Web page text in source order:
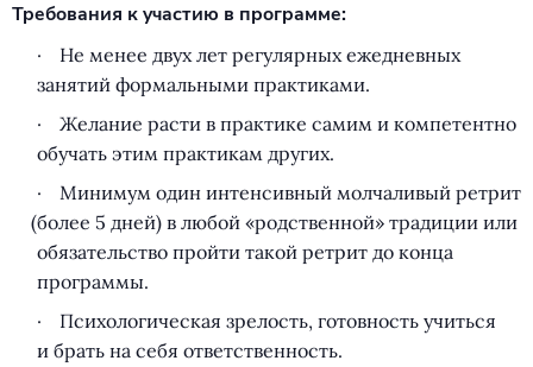
Требования к участию в программе:
Не менее двух лет регулярных ежедневных
занятий формальными практиками.
Желание расти в практике самим и компетентно
обучать этим практикам других.
Минимум один интенсивный молчаливый ретрит
(более 5 дней) в любой «родственной» традиции или
обязательство пройти такой ретрит до конца
программы.
Психологическая зрелость, готовность учиться
и брать на себя ответственность.